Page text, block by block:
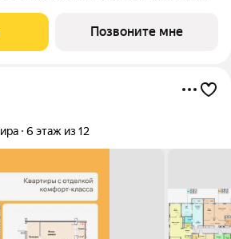
один балкон, один совмещенный
Позвоните мне
6 этаж из 12